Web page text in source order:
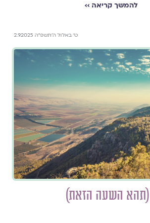
להמשך קריאה ››
ט׳ באלול ה׳תשפ״ה 2.9.2025
השעה הזאת)